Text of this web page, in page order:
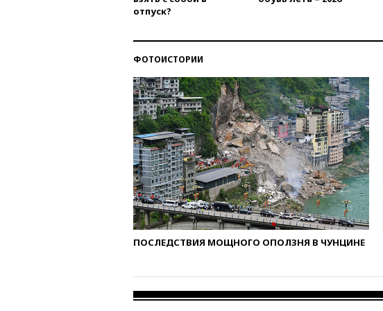
отпуск?
ФОТОИСТОРИИ
ПОСЛЕДСТВИЯ МОЩНОГО ОПОЛЗНЯ В ЧУНЦИНЕ